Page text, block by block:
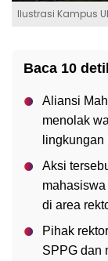
Ilustrasi Kampus
Baca 10
Aliansi
menolak
Aksi
di area
Pihak
SPPG dan